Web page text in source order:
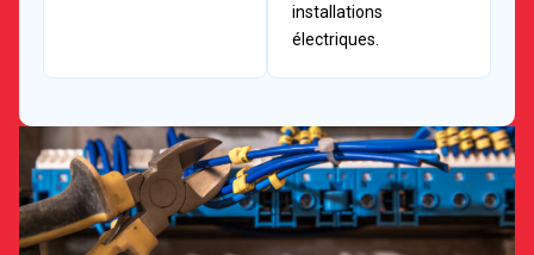
installations
électriques.